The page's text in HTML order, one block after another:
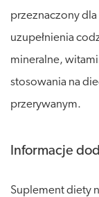
przeznaczony
uzupełnienia
mineralne,
stosowania na
przerywanym.
Informacje
Suplement diety